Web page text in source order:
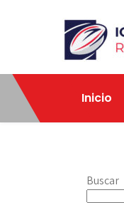
Rugby
Inicio
Buscar